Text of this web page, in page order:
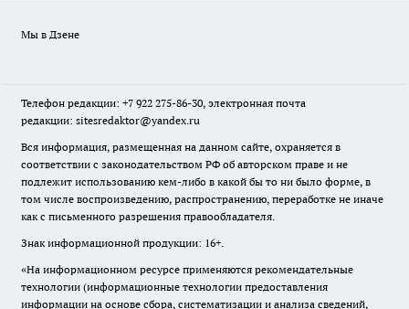
Мы в Дзене
Телефон редакции: +7 922 275-86-30, электронная почта
редакции: sitesredaktor@yandex.ru
Вся информация, размещенная на данном сайте, охраняется в
соответствии с законодательством РФ об авторском праве и не
подлежит использованию кем-либо в какой бы то ни было форме, в
том числе воспроизведению, распространению, переработке не иначе
как с письменного разрешения правообладателя.
Знак информационной продукции: 16+.
«На информационном ресурсе применяются рекомендательные
технологии (информационные технологии предоставления
информации на основе сбора, систематизации и анализа сведений,